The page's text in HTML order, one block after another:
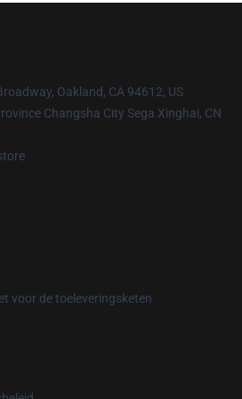
Oakland, CA 94612, US
Changsha City Sega Xinghai, CN
voor de toeleveringsketen